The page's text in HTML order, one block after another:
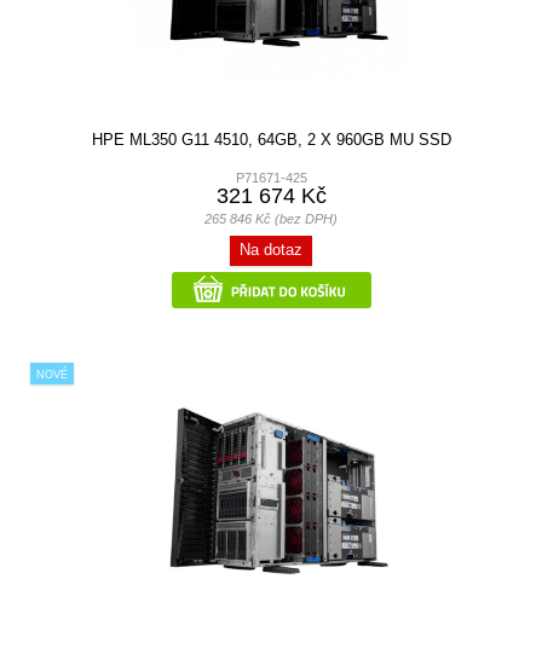
HPE ML350 G11 4510, 64GB, 2 X 960GB MU SSD
P71671-425
321 674 Kč
265 846 Kč (bez DPH)
Na dotaz
NOVÉ